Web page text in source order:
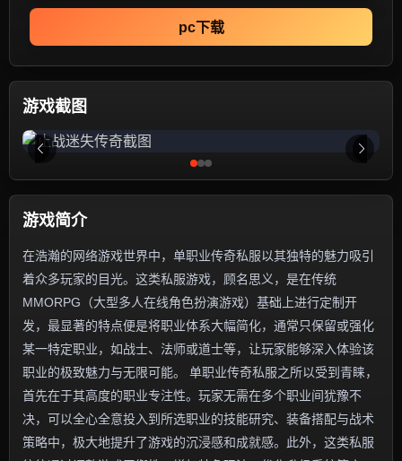
pc下载
游戏截图
游戏简介
在浩瀚的网络游戏世界中，单职业传奇私服以其独特的魅力吸引
着众多玩家的目光。这类私服游戏，顾名思义，是在传统
MMORPG（大型多人在线角色扮演游戏）基础上进行定制开
发，最显著的特点便是将职业体系大幅简化，通常只保留或强化
某一特定职业，如战士、法师或道士等，让玩家能够深入体验该
职业的极致魅力与无限可能。 单职业传奇私服之所以受到青睐，
首先在于其高度的职业专注性。玩家无需在多个职业间犹豫不
决，可以全心全意投入到所选职业的技能研究、装备搭配与战术
策略中，极大地提升了游戏的沉浸感和成就感。此外，这类私服